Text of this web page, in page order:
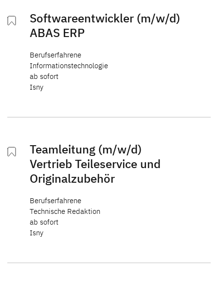
Hinter den Kulissen
News & Presse
Dethleffs Family Stiftung
Verantwortung
Reiseziel Zukunft
Erwin Hymer Museum
Fahrzeugbörse
Softwareentwickler (m/w/d)
ABAS ERP
Berufserfahrene
Informationstechnologie
ab sofort
Isny
Teamleitung (m/w/d)
Vertrieb Teileservice und
Originalzubehör
Berufserfahrene
Technische Redaktion
ab sofort
Isny